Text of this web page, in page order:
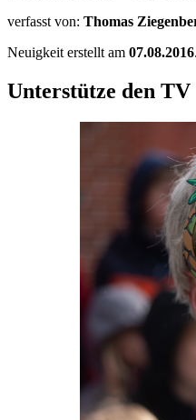
verfasst von: Thomas
Neuigkeit erstellt am 07.08.2016.
Unterstütze den